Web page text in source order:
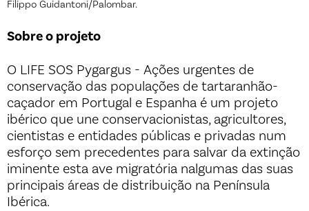
Filippo Guidantoni/Palombar.
Sobre o projeto
O LIFE SOS Pygargus - Ações urgentes de
conservação das populações de tartaranhão-
caçador em Portugal e Espanha é um projeto
ibérico que une conservacionistas, agricultores,
cientistas e entidades públicas e privadas num
esforço sem precedentes para salvar da extinção
iminente esta ave migratória nalgumas das suas
principais áreas de distribuição na Península
Ibérica.